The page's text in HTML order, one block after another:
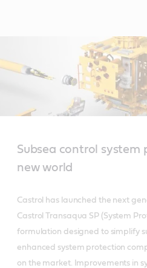
Subsea control system
new world
Castrol has launched the next
Castrol Transaqua SP (System
formulation designed to simplify
enhanced system protection
on the market. Improvements in